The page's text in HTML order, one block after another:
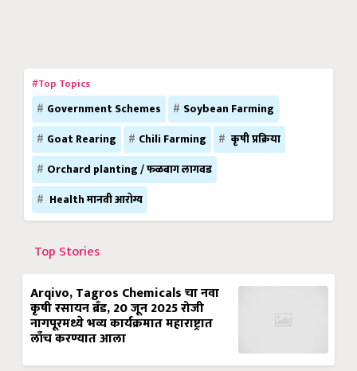
#Top Topics
Government Schemes
Soybean Farming
Goat Rearing
Chili Farming
कृषी प्रक्रिया
Orchard planting / फळबाग लागवड
Health मानवी आरोग्य
Top Stories
Arqivo, Tagros Chemicals चा नवा
कृषी रसायन ब्रँड, 20 जून 2025 रोजी
नागपूरमध्ये भव्य कार्यक्रमात महाराष्ट्रात
लाँच करण्यात आला